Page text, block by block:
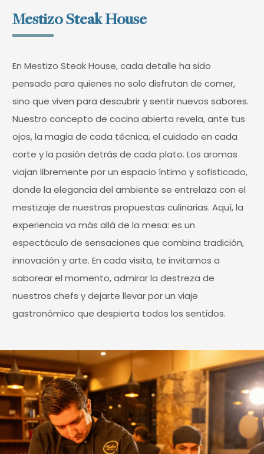
Mestizo Steak House
En Mestizo Steak House, cada detalle ha sido
pensado para quienes no solo disfrutan de comer,
sino que viven para descubrir y sentir nuevos sabores.
Nuestro concepto de cocina abierta revela, ante tus
ojos, la magia de cada técnica, el cuidado en cada
corte y la pasión detrás de cada plato. Los aromas
viajan libremente por un espacio íntimo y sofisticado,
donde la elegancia del ambiente se entrelaza con el
mestizaje de nuestras propuestas culinarias. Aquí, la
experiencia va más allá de la mesa: es un
espectáculo de sensaciones que combina tradición,
innovación y arte. En cada visita, te invitamos a
saborear el momento, admirar la destreza de
nuestros chefs y dejarte llevar por un viaje
gastronómico que despierta todos los sentidos.